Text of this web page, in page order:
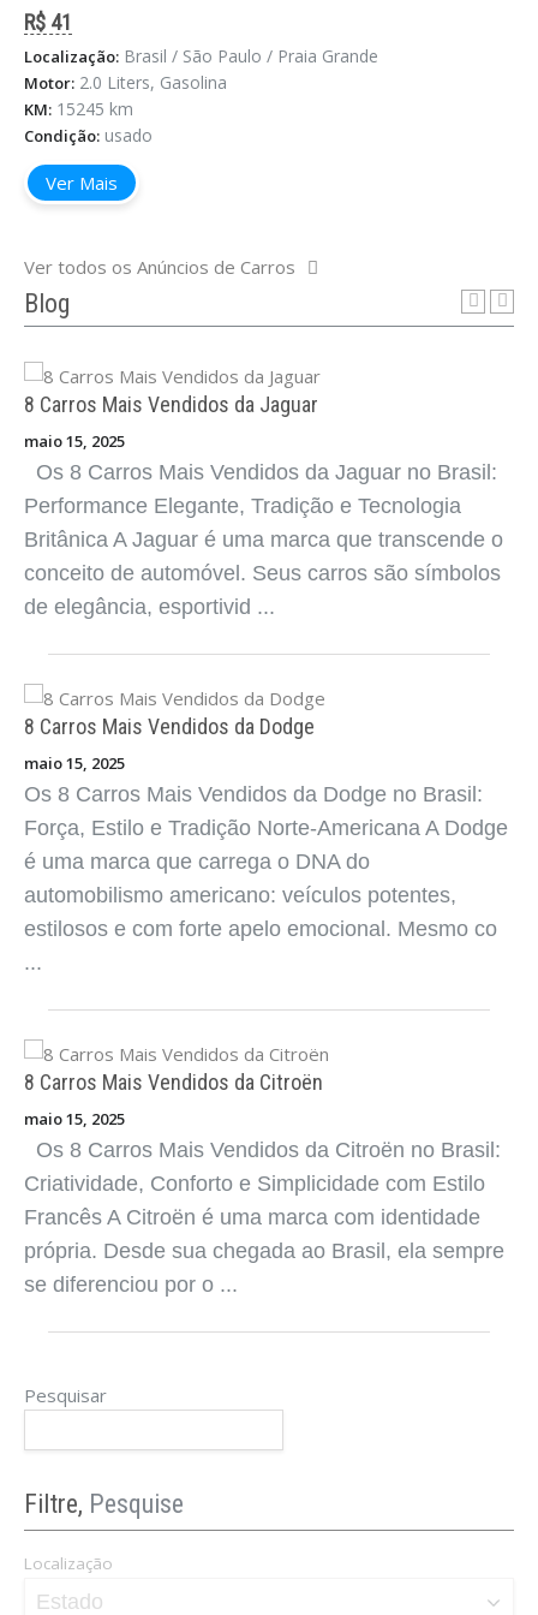
R$ 41
Localização: Brasil / São Paulo / Praia Grande
Motor: 2.0 Liters, Gasolina
KM: 15245 km
Condição: usado
Ver Mais
Ver todos os Anúncios de Carros
Blog
8 Carros Mais Vendidos da Lexus
maio 15, 2025
Os 8 Carros Mais Vendidos da Lexus no Brasil:
Sofisticação Silenciosa, Eficiência e Confiabilidade
8 Carros Mais Vendidos da Jaguar
maio 15, 2025
Os 8 Carros Mais Vendidos da Jaguar no Brasil:
Performance Elegante, Tradição e Tecnologia
Britânica A Jaguar é uma marca que transcende o
conceito de automóvel. Seus carros são símbolos
de elegância, esportivid ...
8 Carros Mais Vendidos da Dodge
maio 15, 2025
Os 8 Carros Mais Vendidos da Dodge no Brasil:
Força, Estilo e Tradição Norte-Americana A Dodge
é uma marca que carrega o DNA do
automobilismo americano: veículos potentes,
estilosos e com forte apelo emocional. Mesmo co
...
8 Carros Mais Vendidos da Citroën
maio 15, 2025
Os 8 Carros Mais Vendidos da Citroën no Brasil:
Criatividade, Conforto e Simplicidade com Estilo
Francês A Citroën é uma marca com identidade
própria. Desde sua chegada ao Brasil, ela sempre
se diferenciou por o ...
8 Carros Mais Vendidos da Chery
Tecnologia Acessível, Visual Moderno e
Caoa desde 2018, passou de marca de entrada
para uma das mais competitivas no m ...
Pesquisar
Filtre, Pesquise
Localização